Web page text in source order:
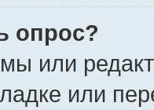
опрос?
или
или